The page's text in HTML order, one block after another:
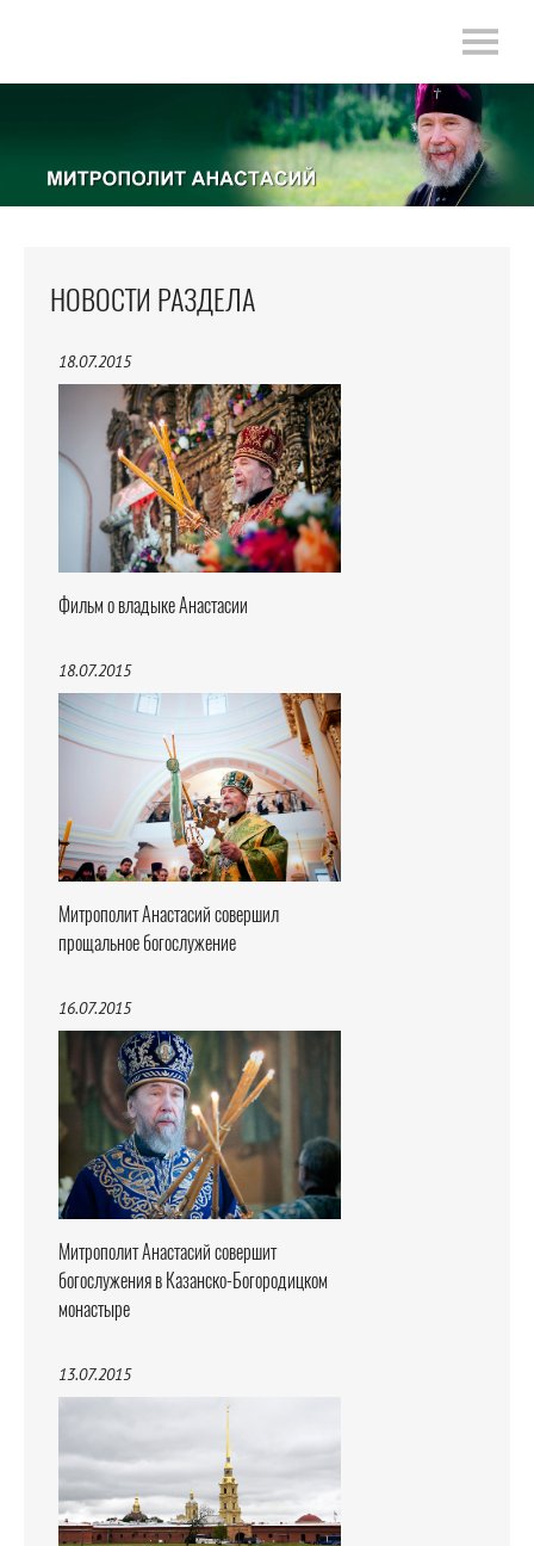
НОВОСТИ РАЗДЕЛА
18.07.2015
Фильм о владыке Анастасии
18.07.2015
Митрополит Анастасий совершил
прощальное богослужение
16.07.2015
Митрополит Анастасий совершит
богослужения в Казанско-Богородицком
монастыре
13.07.2015